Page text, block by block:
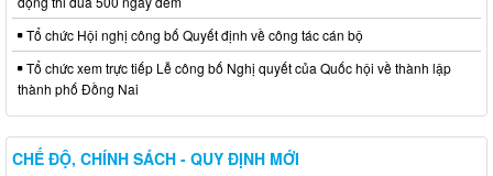
CHẾ ĐỘ, CHÍNH SÁCH - QUY ĐỊNH MỚI